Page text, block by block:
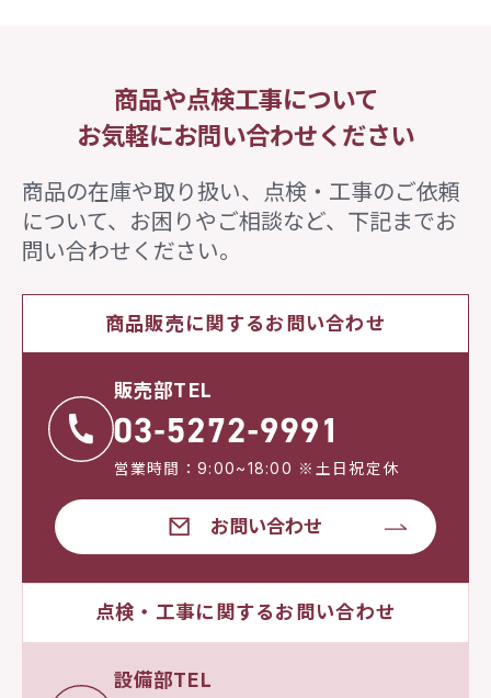
商品や点検工事について
お気軽にお問い合わせください
商品の在庫や取り扱い、点検・工事のご依頼
について、 お困りやご相談など、下記までお
問い合わせください。
商品販売に関するお問い合わせ
販売部TEL
営業時間：9:00~18:00 ※土日祝定休
お問い合わせ
点検・工事に関するお問い合わせ
設備部TEL